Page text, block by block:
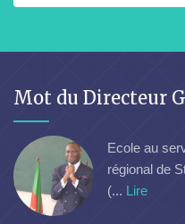
Mot du Directeur
Ecole au
régional de
(... Lire